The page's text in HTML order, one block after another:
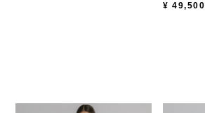
¥ 49,500